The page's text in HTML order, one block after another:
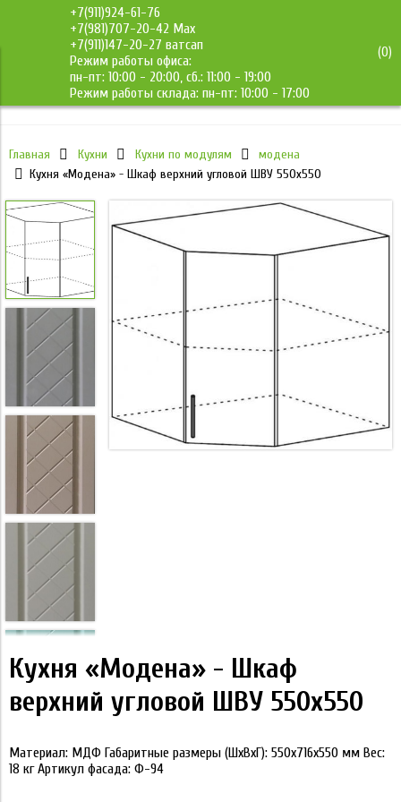
+7(911)924-61-76
+7(981)707-20-42 Max
+7(911)147-20-27 ватсап
Режим работы офиса:
пн-пт: 10:00 - 20:00, сб.: 11:00 - 19:00
Режим работы склада: пн-пт: 10:00 - 17:00
(0)
ДМС-Мебель
Главная Кухни Кухни по модулям
модена
Кухня «Модена» - Шкаф верхний угловой ШВУ 550х550
Кухня «Модена» - Шкаф
верхний угловой ШВУ 550х550
Материал: МДФ Габаритные размеры (ШхВхГ): 550х716х550 мм Вес:
18 кг Артикул фасада: Ф-94